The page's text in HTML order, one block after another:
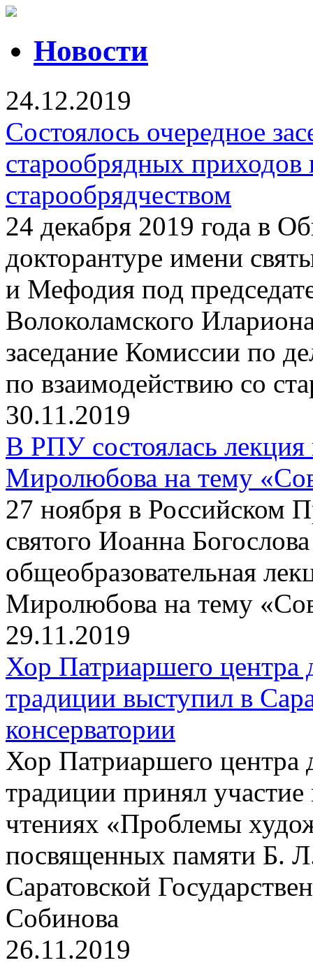
Новости
24.12.2019
Состоялось очередное
старообрядных
старообрядчеством
24 декабря 2019 года в
докторантуре имени
и Мефодия под
Волоколамского
заседание Комиссии по
по взаимодействию со
30.11.2019
В РПУ состоялась
Миролюбова на тему
27 ноября в Российском
святого Иоанна
общеобразовательная
Миролюбова на тему
29.11.2019
Хор Патриаршего центра
традиции выступил в
консерватории
Хор Патриаршего центра
традиции принял
чтениях «Проблемы
посвященных памяти Б.
Саратовской
Собинова
26.11.2019